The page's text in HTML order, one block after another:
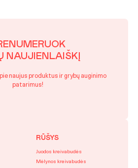
RŪŠYS
Juodos kreivabudės
Mėlynos kreivabudės
NAUJIENLAIŠKĮ
naujus produktus ir grybų auginimo
patarimus!